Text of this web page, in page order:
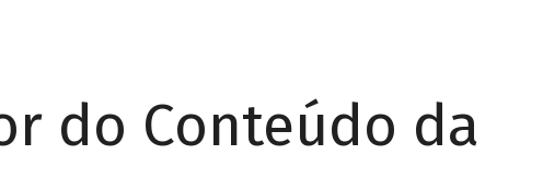
do Conteúdo da